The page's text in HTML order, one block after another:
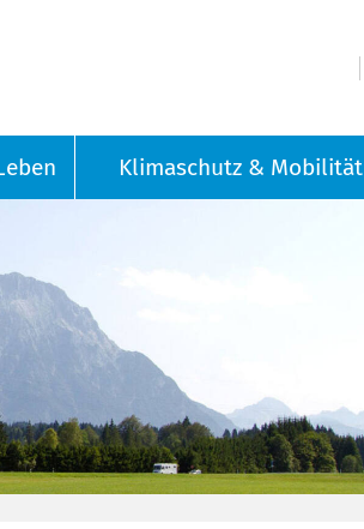
Klimaschutz & Mobilität